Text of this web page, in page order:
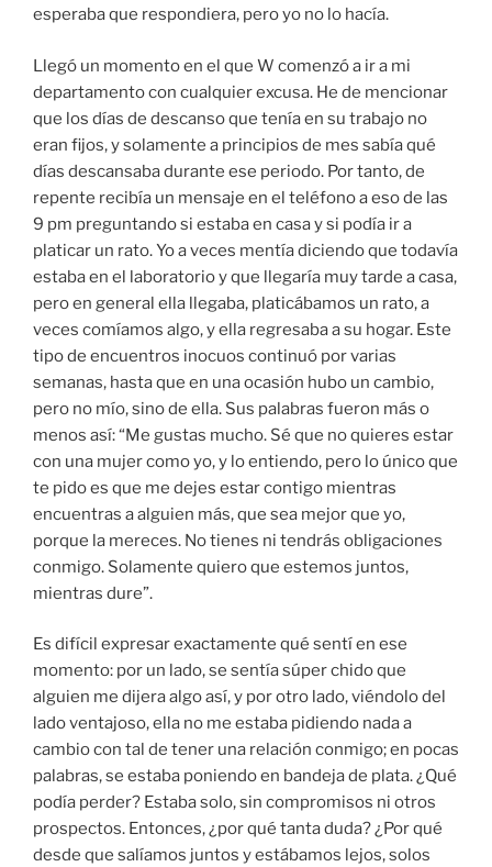
esperaba que respondiera, pero yo no lo hacía.
Llegó un momento en el que W comenzó a ir a mi
departamento con cualquier excusa. He de mencionar
que los días de descanso que tenía en su trabajo no
eran fijos, y solamente a principios de mes sabía qué
días descansaba durante ese periodo. Por tanto, de
repente recibía un mensaje en el teléfono a eso de las
9 pm preguntando si estaba en casa y si podía ir a
platicar un rato. Yo a veces mentía diciendo que todavía
estaba en el laboratorio y que llegaría muy tarde a casa,
pero en general ella llegaba, platicábamos un rato, a
veces comíamos algo, y ella regresaba a su hogar. Este
tipo de encuentros inocuos continuó por varias
semanas, hasta que en una ocasión hubo un cambio,
pero no mío, sino de ella. Sus palabras fueron más o
menos así: “Me gustas mucho. Sé que no quieres estar
con una mujer como yo, y lo entiendo, pero lo único que
te pido es que me dejes estar contigo mientras
encuentras a alguien más, que sea mejor que yo,
porque la mereces. No tienes ni tendrás obligaciones
conmigo. Solamente quiero que estemos juntos,
mientras dure”.
Es difícil expresar exactamente qué sentí en ese
momento: por un lado, se sentía súper chido que
alguien me dijera algo así, y por otro lado, viéndolo del
lado ventajoso, ella no me estaba pidiendo nada a
cambio con tal de tener una relación conmigo; en pocas
palabras, se estaba poniendo en bandeja de plata. ¿Qué
podía perder? Estaba solo, sin compromisos ni otros
prospectos. Entonces, ¿por qué tanta duda? ¿Por qué
desde que salíamos juntos y estábamos lejos, solos